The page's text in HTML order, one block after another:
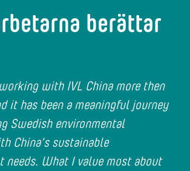
berättar
with IVL China more then
it has been a meaningful journey
Swedish environmental
China’s sustainable
needs. What I value most about